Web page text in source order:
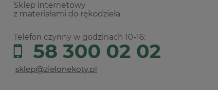
Sklep internetowy
z materiałami do rękodzieła
Telefon czynny w godzinach 10-16:
58 300 02 02